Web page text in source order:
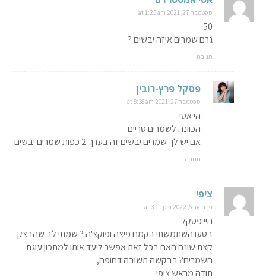
ספטמבר 27, 2021 at 1:25 am
50
גרם שמרים איזה יבשים ?
תגובה
פסקל פרץ-רובין
ספטמבר 27, 2021 at 8:38 am
הי אטי
הכוונה לשמרים טריים
אם יש לך שמרים יבשים זה בערך 2 כפות שמרים יבשים
תגובה
ציפי
פברואר 6, 2022 at 3:11 pm
היי פסקל
בטעו השתמשתי בקמח פיצה ופוקצ'ה ? שמתי לב שהבצק
קצת שונה האם בכל זאת אפשר ליעד אותו למתכון עוגת
השמרים? בבקשה תשובה דחופה,
תודה מראש ציפי